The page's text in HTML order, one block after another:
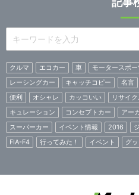
クルマ エコカー 車 モータースポー
レーシングカー
キャッチコピー 名言
便利
オシャレ カッコいい リサイ
キュレーション
コンセプトカー アー
スーパーカー
イベント情報 2016
FIA-F4
行ってみた！ イベント グ